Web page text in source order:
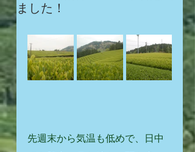
ました！
先週末から気温も低めで、日中